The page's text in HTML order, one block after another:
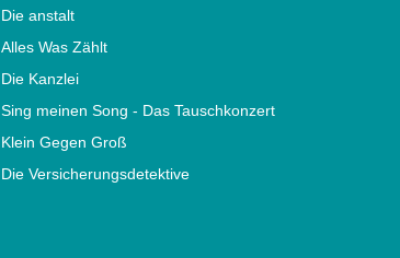
Die anstalt
Alles Was Zählt
Die Kanzlei
Sing meinen Song - Das Tauschkonzert
Klein Gegen Groß
Die Versicherungsdetektive